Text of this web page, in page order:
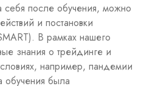
ceбя после обучения, можно
и постановки
В рамках нашего
знания о трейдинге и
например, пандемии
обучения была